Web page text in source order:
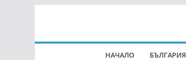
НАЧАЛО БЪЛГАРИЯ